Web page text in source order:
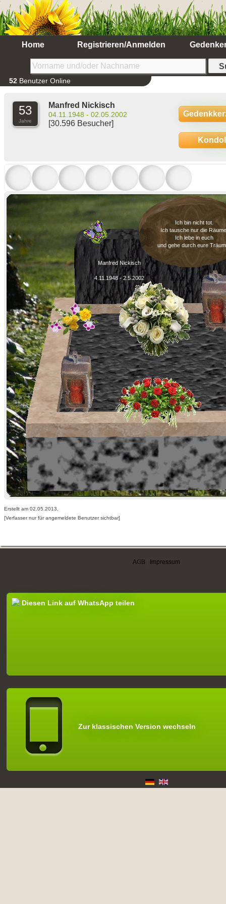
Home Registrieren/Anmelden
52 Benutzer Online
53
Jahre
Manfred Nickisch
04.11.1948 - 02.05.2002
[30.596 Besucher]
Manfred Nickisch
4.11.1948 - 2.5.2002
Ich bin nicht tot.
Ich tausche nur die
Ich lebe in euch
und gehe durch eure
Erstellt am 02.05.2013,
[Verfasser nur für angemeldete Benutzer sichtbar]
AGB Impressum
Diesen Link auf WhatsApp teilen
Zur klassischen Version wechseln